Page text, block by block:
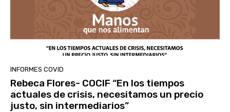
INFORMES COVID
Rebeca Flores- COCIF “En los tiempos
actuales de crisis, necesitamos un precio
justo, sin intermediarios”